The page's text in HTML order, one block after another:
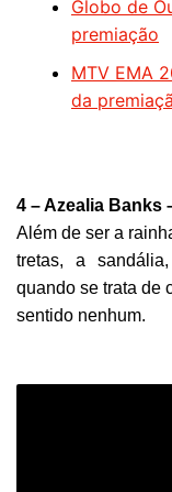
Globo de
premiação
MTV EMA
da
4 – Azealia Banks
Além de ser a
tretas, a
quando se trata de
sentido nenhum.